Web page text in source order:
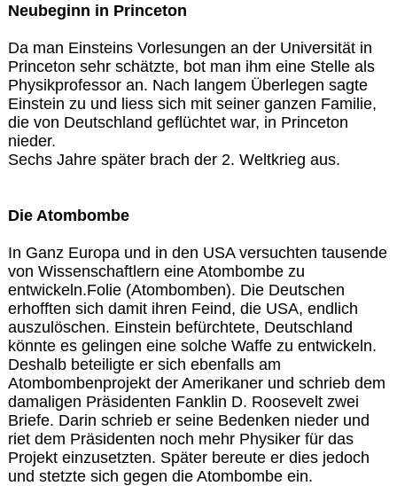
Neubeginn in Princeton
Da man Einsteins Vorlesungen an der Universität in
Princeton sehr schätzte, bot man ihm eine Stelle als
Physikprofessor an. Nach langem Überlegen sagte
Einstein zu und liess sich mit seiner ganzen Familie,
die von Deutschland geflüchtet war, in Princeton
nieder.
Sechs Jahre später brach der 2. Weltkrieg aus.
Die Atombombe
In Ganz Europa und in den USA versuchten tausende
von Wissenschaftlern eine Atombombe zu
entwickeln.Folie (Atombomben). Die Deutschen
erhofften sich damit ihren Feind, die USA, endlich
auszulöschen. Einstein befürchtete, Deutschland
könnte es gelingen eine solche Waffe zu entwickeln.
Deshalb beteiligte er sich ebenfalls am
Atombombenprojekt der Amerikaner und schrieb dem
damaligen Präsidenten Fanklin D. Roosevelt zwei
Briefe. Darin schrieb er seine Bedenken nieder und
riet dem Präsidenten noch mehr Physiker für das
Projekt einzusetzten. Später bereute er dies jedoch
und stetzte sich gegen die Atombombe ein.